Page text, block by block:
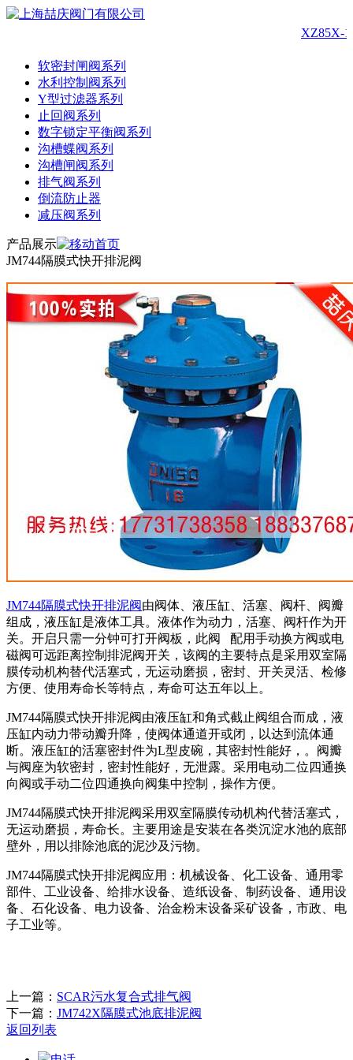
XZ85X-
软密封闸阀系列
水利控制阀系列
Y型过滤器系列
止回阀系列
数字锁定平衡阀系列
沟槽蝶阀系列
沟槽闸阀系列
排气阀系列
倒流防止器
减压阀系列
产品展示
JM744隔膜式快开排泥阀
JM744隔膜式快开排泥阀由阀体、液压缸、活塞、阀杆、阀瓣
组成，液压缸是液体工具。液体作为动力，活塞、阀杆作为开
关。开启只需一分钟可打开阀板，此阀 配用手动换方阀或电
磁阀可远距离控制排泥阀开关，该阀的主要特点是采用双室隔
膜传动机构替代活塞式，无运动磨损，密封、开关灵活、检修
方便、使用寿命长等特点，寿命可达五年以上。
JM744隔膜式快开排泥阀由液压缸和角式截止阀组合而成，液
压缸内动力带动瓣升降，使阀体通道开或闭，以达到流体通
断。液压缸的活塞密封件为L型皮碗，其密封性能好，。阀瓣
与阀座为软密封，密封性能好，无泄露。采用电动二位四通换
向阀或手动二位四通换向阀集中控制，操作方便。
JM744隔膜式快开排泥阀采用双室隔膜传动机构代替活塞式，
无运动磨损，寿命长。主要用途是安装在各类沉淀水池的底部
壁外，用以排除池底的泥沙及污物。
JM744隔膜式快开排泥阀应用：机械设备、化工设备、通用零
部件、工业设备、给排水设备、造纸设备、制药设备、通用设
备、石化设备、电力设备、治金粉末设备采矿设备，市政、电
子工业等。
上一篇： SCAR污水复合式排气阀
下一篇： JM742X隔膜式池底排泥阀
返回列表